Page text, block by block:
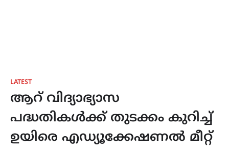
LATEST
ആറ് വിദ്യാഭ്യാസ
പദ്ധതികൾക്ക് തുടക്കം കുറിച്ച്
ഉയിരെ എഡ്യൂക്കേഷണൽ മീറ്റ്